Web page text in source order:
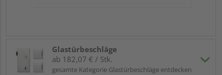
Glastürbeschläge
ab 182,07 € / Stk.
gesamte Kategorie Glastürbeschläge entdecken